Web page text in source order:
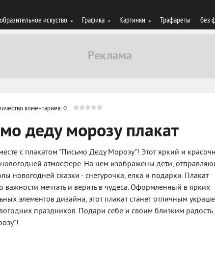
искуство Графика Картинки Трафареты без
коментариев: 0
деду морозу плакат
с плакатом "Письмо Деду Морозу"! Этот яркий и
атмосфере. На нем изображены дети,
новогодней сказки - снегурочка, елка и подарки. Плакат
важности мечтать и верить в чудеса. Оформленный в ярких
элементов дизайна, этот плакат станет отличным
праздников. Подари себе и своим близким радость